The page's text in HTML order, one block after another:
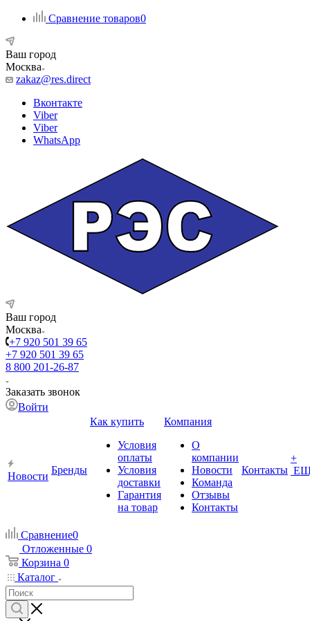
Сравнение товаров0
Ваш город
Москва
zakaz@res.direct
Вконтакте
Viber
Viber
WhatsApp
Ваш город
Москва
+7 920 501 39 65
+7 920 501 39 65
8 800 201-26-87
Заказать звонок
Войти
Новости
Бренды
Как купить
Условия
оплаты
Условия
доставки
Гарантия
на товар
Компания
О
компании
Новости
Команда
Отзывы
Контакты
Контакты
+
Сравнение0
Отложенные 0
Корзина 0
Каталог